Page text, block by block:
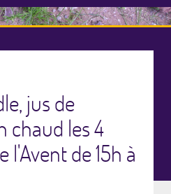
jus de
chaud les 4
l'Avent de 15h à